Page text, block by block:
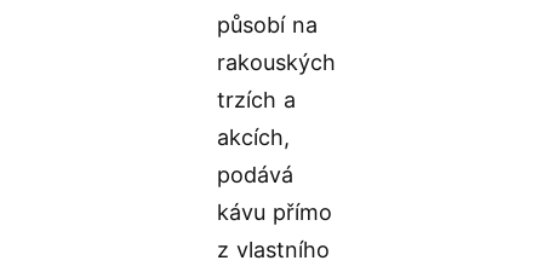
působí na
rakouských
trzích a
akcích,
podává
kávu přímo
z vlastního